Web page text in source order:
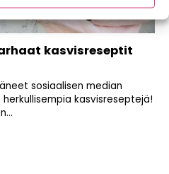
kasvisreseptit
sosiaalisen median
kasvisreseptejä!